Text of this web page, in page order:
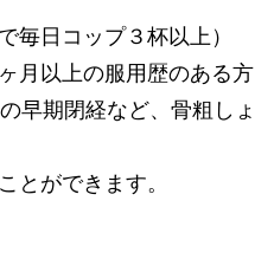
毎日コップ３杯以上）
月以上の服用歴のある方
早期閉経など、骨粗しょ
とができます。